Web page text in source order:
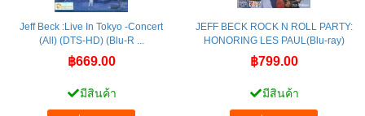
Jeff Beck :Live In Tokyo -Concert
(All) (DTS-HD) (Blu-R ...
฿669.00
มีสินค้า
JEFF BECK ROCK N ROLL PARTY:
HONORING LES PAUL(Blu-ray)
฿799.00
มีสินค้า